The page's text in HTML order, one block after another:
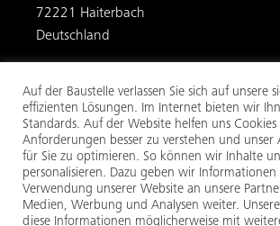
72221 Haiterbach
Deutschland
info@meva.net
Auf der Baustelle verlassen Sie sich auf unsere
effizienten Lösungen. Im Internet bieten wir
Standards. Auf der Website helfen uns
Anforderungen besser zu verstehen und
für Sie zu optimieren. So können wir Inhalte
personalisieren. Dazu geben wir Informationen
Verwendung unserer Website an unsere
Medien, Werbung und Analysen weiter.
diese Informationen möglicherweise mit